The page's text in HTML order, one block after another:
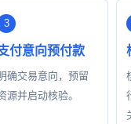
付意向预付款
确交易意向，预留
源并启动核验。